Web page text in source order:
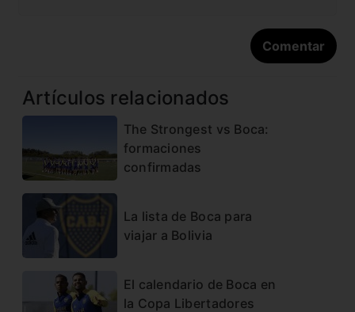
Artículos relacionados
The Strongest vs Boca:
formaciones
confirmadas
La lista de Boca para
viajar a Bolivia
El calendario de Boca en
la Copa Libertadores